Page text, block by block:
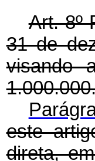
Art. 8º
31 de
visando
este
direta,